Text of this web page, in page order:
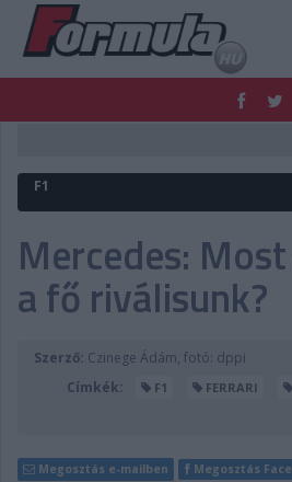
FORMULA
PODCAST
SHOP
DIGITÁLIS MAGAZIN
F1
Mercedes:
a fő riválisunk?
Szerző: Czinege Ádám, fotó: dppi
Címkék:
F1 FERRARI
Megosztás e-mailben Megosztás